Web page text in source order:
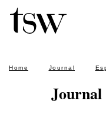
product and service design
ricerca qualitativa
Home Journal
Journal